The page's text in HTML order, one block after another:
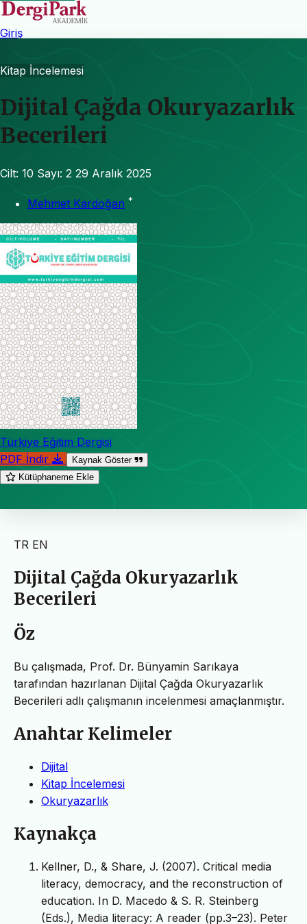
Giriş
Kitap İncelemesi
Dijital Çağda Okuryazarlık
Becerileri
Cilt: 10 Sayı: 2 29 Aralık 2025
Mehmet Kardoğan *
Türkiye Eğitim Dergisi
PDF İndir
Kaynak Göster
Kütüphaneme Ekle
TR EN
Dijital Çağda Okuryazarlık
Becerileri
Öz
Bu çalışmada, Prof. Dr. Bünyamin Sarıkaya
tarafından hazırlanan Dijital Çağda Okuryazarlık
Becerileri adlı çalışmanın incelenmesi amaçlanmıştır.
Anahtar Kelimeler
Dijital
Kitap İncelemesi
Okuryazarlık
Kaynakça
Kellner, D., & Share, J. (2007). Critical media
literacy, democracy, and the reconstruction of
education. In D. Macedo & S. R. Steinberg
(Eds.), Media literacy: A reader (pp.3–23). Peter